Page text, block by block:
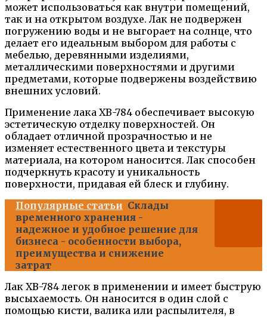
может использоваться как внутри помещений,
так и на открытом воздухе. Лак не подвержен
погружению воды и не выгорает на солнце, что
делает его идеальным выбором для работы с
мебелью, деревянными изделиями,
металлическими поверхностями и другими
предметами, которые подвержены воздействию
внешних условий.
Применение лака ХВ-784 обеспечивает высокую
эстетическую отделку поверхностей. Он
обладает отличной прозрачностью и не
изменяет естественного цвета и текстуры
материала, на котором наносится. Лак способен
подчеркнуть красоту и уникальность
поверхности, придавая ей блеск и глубину.
Популярные статьи Склады
временного хранения -
надежное и удобное решение для
бизнеса - особенности выбора,
преимущества и снижение
затрат
Лак ХВ-784 легок в применении и имеет быструю
высыхаемость. Он наносится в один слой с
помощью кисти, валика или распылителя, в